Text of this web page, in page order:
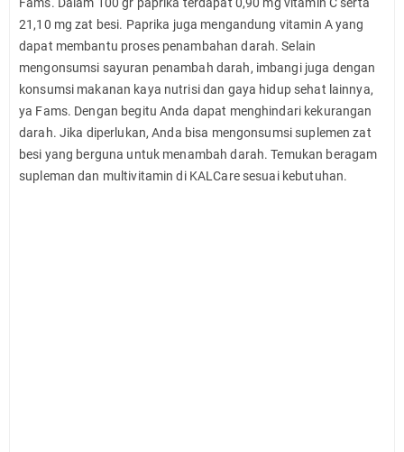
21,10 mg zat besi. Paprika juga mengandung vitamin A yang
dapat membantu proses penambahan darah. Selain
mengonsumsi sayuran penambah darah, imbangi juga dengan
konsumsi makanan kaya nutrisi dan gaya hidup sehat lainnya,
ya Fams. Dengan begitu Anda dapat menghindari kekurangan
darah. Jika diperlukan, Anda bisa mengonsumsi suplemen zat
besi yang berguna untuk menambah darah. Temukan beragam
supleman dan multivitamin di KALCare sesuai kebutuhan.